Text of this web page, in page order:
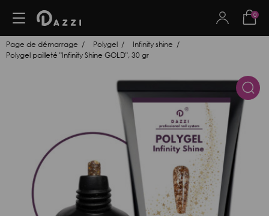
0
Page de démarrage Polygel
Infinity shine
Polygel pailleté "Infinity Shine GOLD", 30 gr